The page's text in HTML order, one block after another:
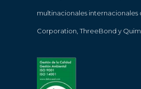
multinacionales
Corporation, ThreeBond y